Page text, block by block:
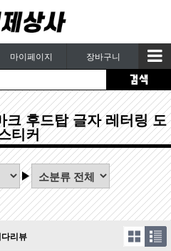
마이페이지 장바구니
후드탑 글자 레터링 도
티커
리뷰